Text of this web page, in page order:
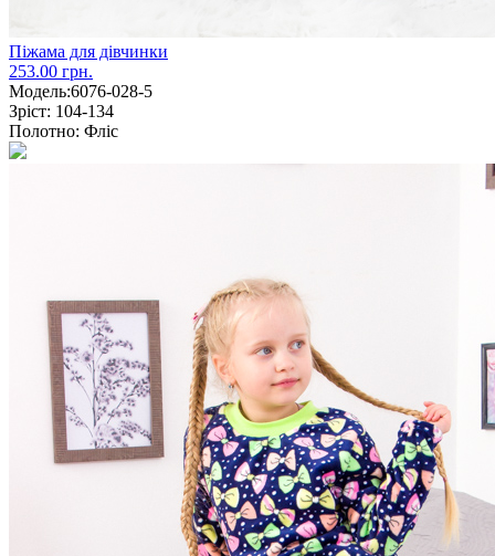
Піжама для дівчинки
253.00 грн.
Модель:6076-028-5
Зріст: 104-134
Полотно: Фліс